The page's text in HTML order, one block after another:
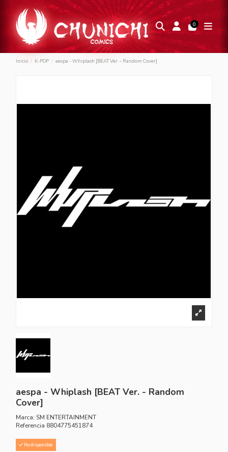
0
Inicio K-POP aespa - Whiplash [BEAT Ver. - Random Cover]
aespa - Whiplash [BEAT Ver. - Random
Cover]
Marca: SM ENTERTAINMENT
Referencia 8804775451874
No disponible